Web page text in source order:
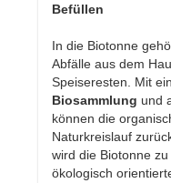
In die Biotonne
Abfälle aus dem
Speiseresten. Mit
Biosammlung und
können die
Naturkreislauf
wird die Biotonne
ökologisch